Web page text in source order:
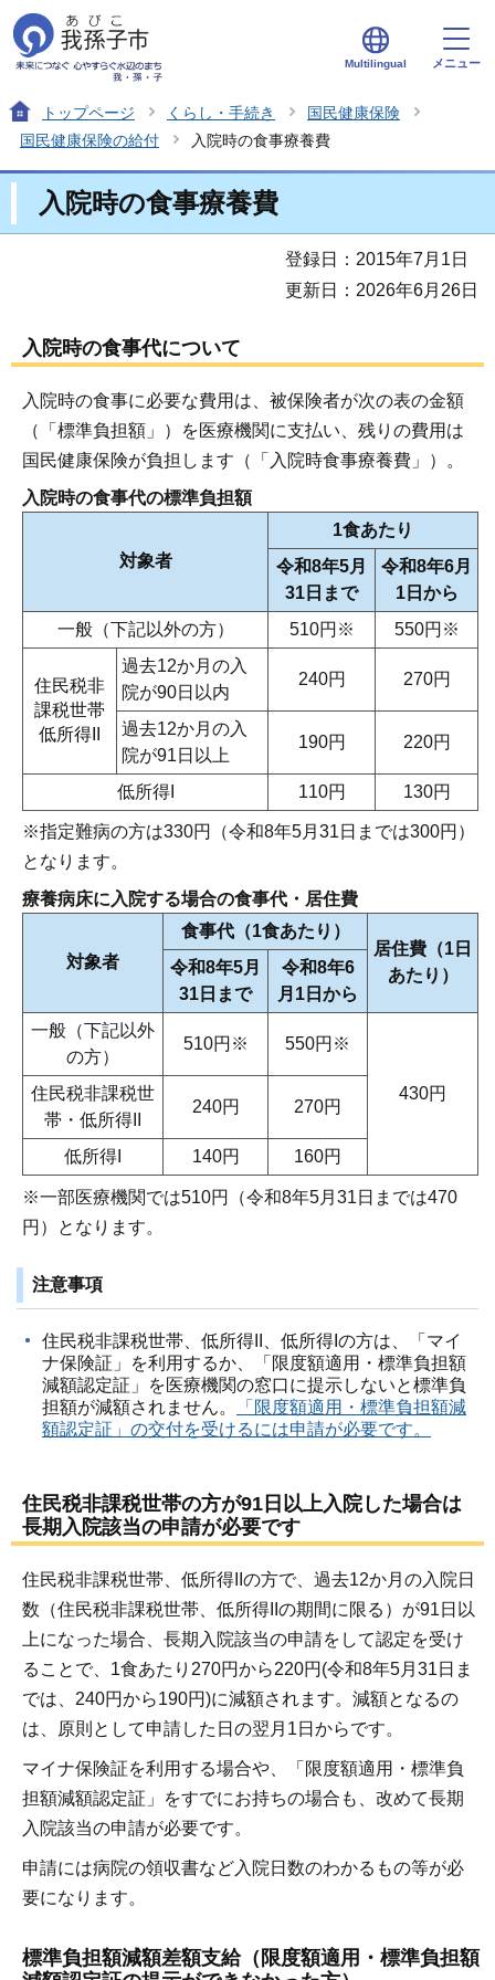
Multilingual メニュー
トップページ くらし・手続き
国民健康保険
国民健康保険の給付
入院時の食事療養費
入院時の食事療養費
登録日：2015年7月1日
更新日：2026年6月26日
入院時の食事代について
入院時の食事に必要な費用は、被保険者が次の表の金額
（「標準負担額」）を医療機関に支払い、残りの費用は
国民健康保険が負担します（「入院時食事療養費」）。
入院時の食事代の標準負担額
対象者
1食あたり
令和8年5月
31日まで
令和8年6月
1日から
一般（下記以外の方）
510円※ 550円※
住民税非
課税世帯
低所得II
過去12か月の入
院が90日以内
240円 270円
過去12か月の入
院が91日以上
190円 220円
低所得I 110円 130円
※指定難病の方は330円（令和8年5月31日までは300円）
となります。
療養病床に入院する場合の食事代・居住費
対象者
食事代（1食あたり）
居住費（1日
あたり）
令和8年5月
31日まで
令和8年6
月1日から
一般（下記以外
の方）
510円※ 550円※
430円
住民税非課税世
帯・低所得II
240円 270円
低所得I 140円 160円
※一部医療機関では510円（令和8年5月31日までは470
円）となります。
注意事項
住民税非課税世帯、低所得II、低所得Iの方は、「マイ
ナ保険証」を利用するか、「限度額適用・標準負担額
減額認定証」を医療機関の窓口に提示しないと標準負
担額が減額されません。
「限度額適用・標準負担額減
額認定証」の交付を受けるには申請が必要です。
住民税非課税世帯の方が91日以上入院した場合は
長期入院該当の申請が必要です
住民税非課税世帯、低所得IIの方で、過去12か月の入院日
数（住民税非課税世帯、低所得IIの期間に限る）が91日以
上になった場合、長期入院該当の申請をして認定を受け
ることで、1食あたり270円から220円(令和8年5月31日ま
では、240円から190円)に減額されます。減額となるの
は、原則として申請した日の翌月1日からです。
マイナ保険証を利用する場合や、「限度額適用・標準負
担額減額認定証」をすでにお持ちの場合も、改めて長期
入院該当の申請が必要です。
申請には病院の領収書など入院日数のわかるもの等が必
要になります。
標準負担額減額差額支給（限度額適用・標準負担額